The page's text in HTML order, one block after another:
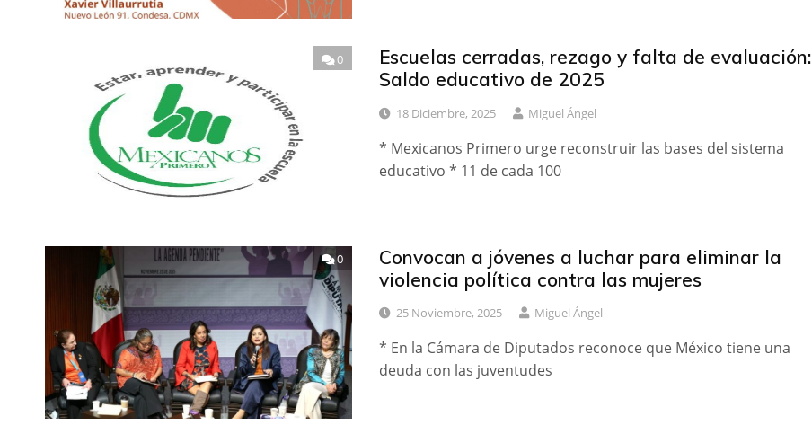
0
Escuelas cerradas, rezago y falta de evaluación:
Saldo educativo de 2025
18 Diciembre, 2025 Miguel Ángel
* Mexicanos Primero urge reconstruir las bases del sistema
educativo * 11 de cada 100
0
Convocan a jóvenes a luchar para eliminar la
violencia política contra las mujeres
25 Noviembre, 2025 Miguel Ángel
* En la Cámara de Diputados reconoce que México tiene una
deuda con las juventudes